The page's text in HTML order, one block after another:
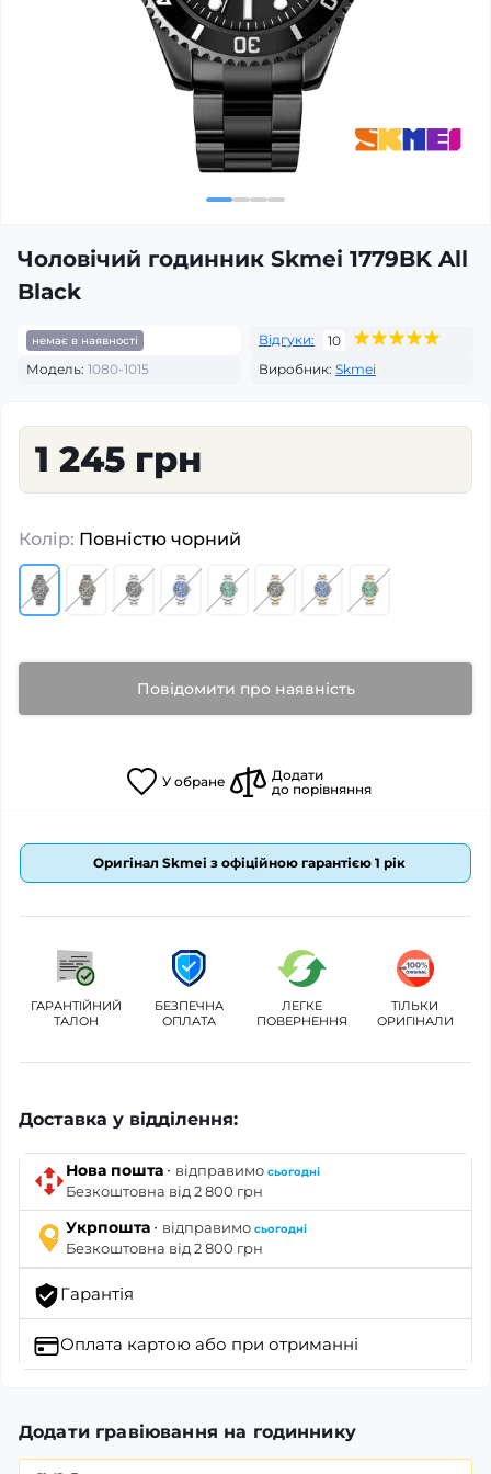
Чоловічий годинник Skmei 1779BK All
Black
немає в наявності Відгуки:
10
Модель: 1080-1015 Виробник: Skmei
1 245 грн
Колір: Повністю чорний
Повідомити про наявність
У обране
Додати
до порівняння
Оригінал Skmei з офіційною гарантією 1 рік
ГАРАНТІЙНИЙ
ТАЛОН
БЕЗПЕЧНА
ОПЛАТА
ЛЕГКЕ
ПОВЕРНЕННЯ
ТІЛЬКИ
ОРИГІНАЛИ
Доставка у відділення:
Нова пошта · відправимо сьогодні
Безкоштовна від 2 800 грн
Укрпошта · відправимо сьогодні
Безкоштовна від 2 800 грн
Гарантія
Оплата картою або при отриманні
Додати гравіювання на годиннику